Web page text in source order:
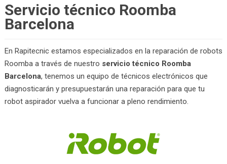
Servicio técnico Roomba
Barcelona
En Rapitecnic estamos especializados en la reparación de robots
Roomba a través de nuestro servicio técnico Roomba
Barcelona, tenemos un equipo de técnicos electrónicos que
diagnosticarán y presupuestarán una reparación para que tu
robot aspirador vuelva a funcionar a pleno rendimiento.